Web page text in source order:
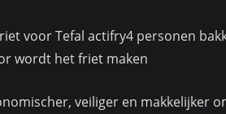
voor Tefal actifry4 personen
wordt het friet maken
veiliger en makkelijker